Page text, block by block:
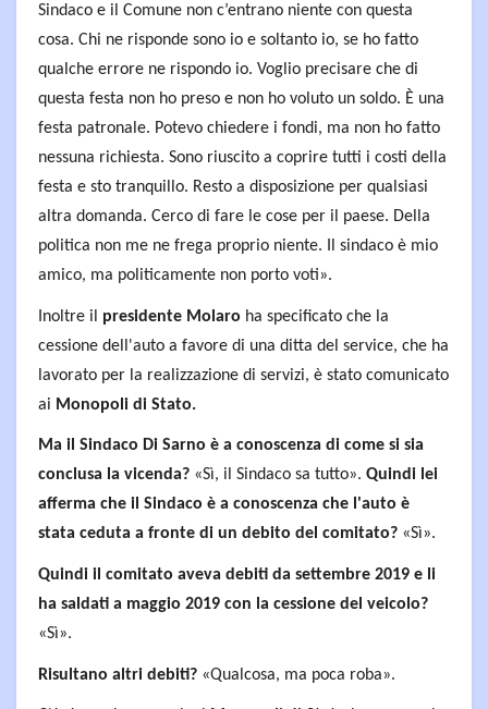
Sindaco e il Comune non c’entrano niente con questa
cosa. Chi ne risponde sono io e soltanto io, se ho fatto
qualche errore ne rispondo io. Voglio precisare che di
questa festa non ho preso e non ho voluto un soldo. È una
festa patronale. Potevo chiedere i fondi, ma non ho fatto
nessuna richiesta. Sono riuscito a coprire tutti i costi della
festa e sto tranquillo. Resto a disposizione per qualsiasi
altra domanda. Cerco di fare le cose per il paese. Della
politica non me ne frega proprio niente. Il sindaco è mio
amico, ma politicamente non porto voti».
Inoltre il presidente Molaro ha specificato che la
cessione dell'auto a favore di una ditta del service, che ha
lavorato per la realizzazione di servizi, è stato comunicato
ai Monopoli di Stato.
Ma il Sindaco Di Sarno è a conoscenza di come si sia
conclusa la vicenda? «Sì, il Sindaco sa tutto». Quindi lei
afferma che il Sindaco è a conoscenza che l'auto è
stata ceduta a fronte di un debito del comitato? «Sì».
Quindi il comitato aveva debiti da settembre 2019 e li
ha saldati a maggio 2019 con la cessione del veicolo?
«Sì».
Risultano altri debiti? «Qualcosa, ma poca roba».